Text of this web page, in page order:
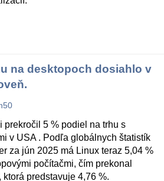
na desktopoch dosiahlo v
prekročil 5 % podiel na trhu s
v USA . Podľa globálnych štatistík
za jún 2025 má Linux teraz 5,04 %
počítačmi, čím prekonal
ktorá predstavuje 4,76 %.